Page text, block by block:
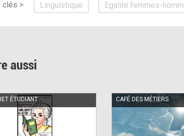
clés > Linguistique Egalité femmes-
aussi
ÉTUDIANT CAFÉ DES MÉTIERS